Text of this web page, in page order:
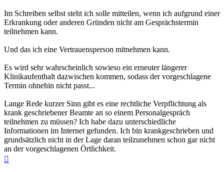
Im Schreiben selbst steht ich solle mitteilen, wenn ich aufgrund einer
Erkrankung oder anderen Gründen nicht am Gesprächstermin
teilnehmen kann.
Und das ich eine Vertrauensperson mitnehmen kann.
Es wird sehr wahrscheinlich sowieso ein erneuter längerer
Klinikaufenthalt dazwischen kommen, sodass der vorgeschlagene
Termin ohnehin nicht passt...
Lange Rede kurzer Sinn gibt es eine rechtliche Verpflichtung als
krank geschriebener Beamte an so einem Personalgespräch
teilnehmen zu müssen? Ich habe dazu unterschiedliche
Informationen im Internet gefunden. Ich bin krankgeschrieben und
grundsätzlich nicht in der Lage daran teilzunehmen schon gar nicht
an der vorgeschlagenen Örtlichkeit.